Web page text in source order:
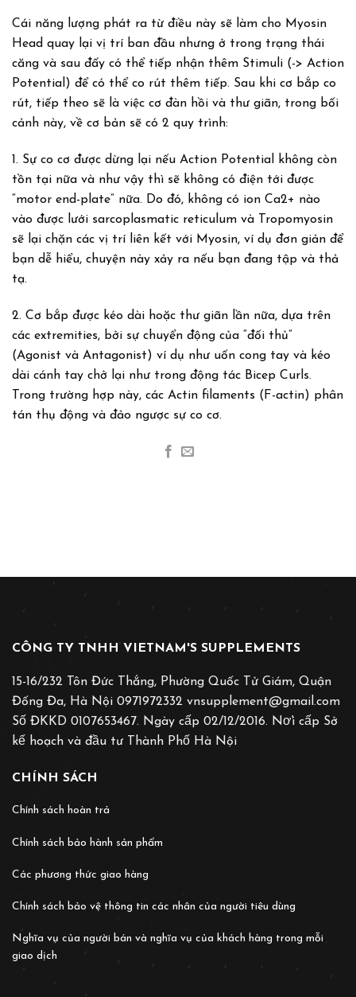
Cái năng lượng phát ra từ điều này sẽ làm cho Myosin
Head quay lại vị trí ban đầu nhưng ở trong trạng thái
căng và sau đấy có thể tiếp nhận thêm Stimuli (-> Action
Potential) để có thể co rút thêm tiếp. Sau khi cơ bắp co
rút, tiếp theo sẽ là việc cơ đàn hồi và thư giãn, trong bối
cảnh này, về cơ bản sẽ có 2 quy trình:
1. Sự co cơ được dừng lại nếu Action Potential không còn
tồn tại nữa và như vậy thì sẽ không có điện tới được
“motor end-plate” nữa. Do đó, không có ion Ca2+ nào
vào được lưới sarcoplasmatic reticulum và Tropomyosin
sẽ lại chặn các vị trí liên kết với Myosin, ví dụ đơn giản để
bạn dễ hiểu, chuyện này xảy ra nếu bạn đang tập và thả
tạ.
2. Cơ bắp được kéo dài hoặc thư giãn lần nữa, dựa trên
các extremities, bởi sự chuyển động của “đối thủ”
(Agonist và Antagonist) ví dụ như uốn cong tay và kéo
dài cánh tay chở lại như trong động tác Bicep Curls.
Trong trường hợp này, các Actin filaments (F-actin) phân
tán thụ động và đảo ngược sự co cơ.
CÔNG TY TNHH VIETNAM'S SUPPLEMENTS
15-16/232 Tôn Đức Thắng, Phường Quốc Tử Giám, Quận
Đống Đa, Hà Nội 0971972332 vnsupplement@gmail.com
Số ĐKKD 0107653467. Ngày cấp 02/12/2016. Nơ̛i cấp Sở
kế hoạch và đầu tư Thành Phố Hà Nội
CHÍNH SÁCH
Chính sách hoàn trả
Chính sách bảo hành sản phẩm
Các phương thức giao hàng
Chính sách bảo vệ thông tin các nhân của người tiêu dùng
Nghĩa vụ của người bán và nghĩa vụ của khách hàng trong mỗi
giao dịch